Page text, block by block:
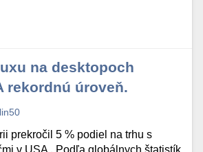
na desktopoch
rekordnú úroveň.
prekročil 5 % podiel na trhu s
v USA . Podľa globálnych štatistík